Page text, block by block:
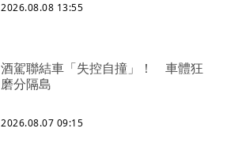
2026.08.08 13:55
酒駕聯結車「失控自撞」！ 車體狂
磨分隔島
2026.08.07 09:15